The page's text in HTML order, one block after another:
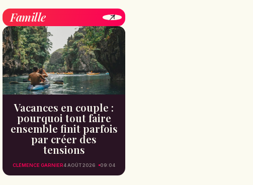
Famille
Vacances en couple :
pourquoi tout faire
ensemble finit parfois
par créer des
tensions
CLÉMENCE GARNIER4 AOÛT 2026 09:04